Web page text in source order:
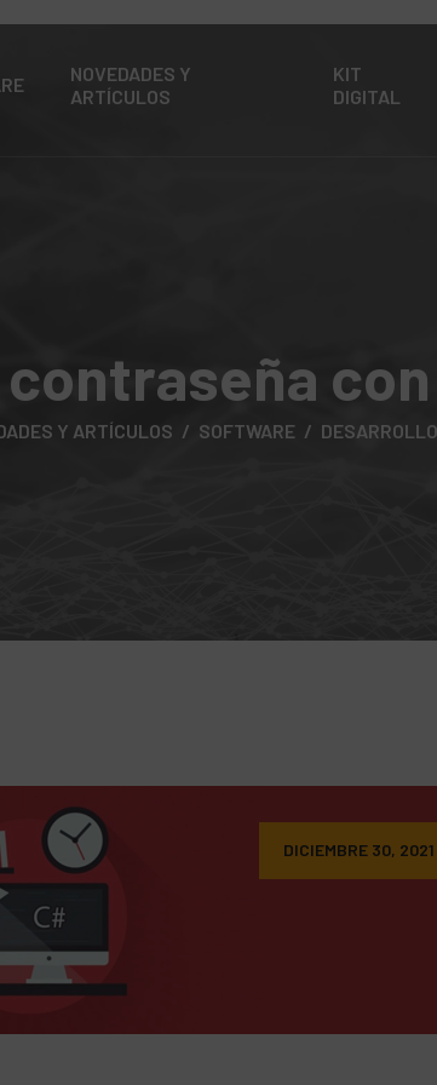
NOVEDADES Y
ARTÍCULOS
KIT
DIGITAL
Y ARTÍCULOS SOFTWARE DESARROLLO
DICIEMBRE 30, 2021